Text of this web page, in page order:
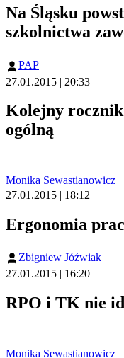
Na Śląsku
szkolnictwa
PAP
27.01.2015 | 20:33
Kolejny rocznik
ogólną
Monika Sewastianowicz
27.01.2015 | 18:12
Ergonomia
Zbigniew Jóźwiak
27.01.2015 | 16:20
RPO i TK nie
Monika Sewastianowicz